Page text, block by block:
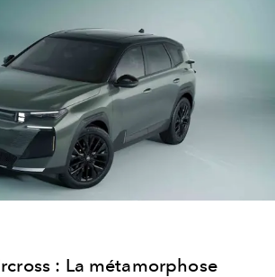
: La métamorphose